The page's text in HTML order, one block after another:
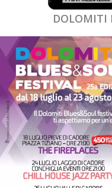
DOLOMITI